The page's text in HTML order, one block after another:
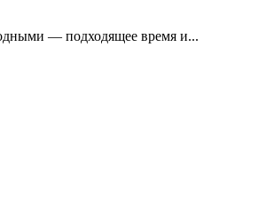
— подходящее время и...